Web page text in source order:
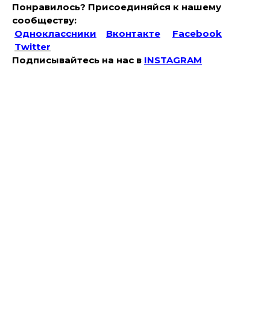
Понравилось? Присоединяйся к нашему
сообществу:
Одноклассники
Вконтакте
Facebook
Twitter
Подписывайтесь на наc в INSTAGRAM